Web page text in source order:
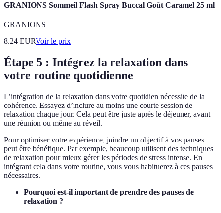
GRANIONS Sommeil Flash Spray Buccal Goût Caramel 25 ml
GRANIONS
8.24 EURVoir le prix
Étape 5 : Intégrez la relaxation dans
votre routine quotidienne
L’intégration de la relaxation dans votre quotidien nécessite de la
cohérence. Essayez d’inclure au moins une courte session de
relaxation chaque jour. Cela peut être juste après le déjeuner, avant
une réunion ou même au réveil.
Pour optimiser votre expérience, joindre un objectif à vos pauses
peut être bénéfique. Par exemple, beaucoup utilisent des techniques
de relaxation pour mieux gérer les périodes de stress intense. En
intégrant cela dans votre routine, vous vous habituerez à ces pauses
nécessaires.
Pourquoi est-il important de prendre des pauses de
relaxation ?